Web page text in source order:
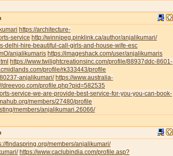
https://architecture-
service http://winnipeg.pinklink.ca/author/anjalikumari/
delhi-hire-beautiful-call-girls-and-house-wife-esc
anjalikumaris https://imageshack.com/user/anjalikumaris
https://www.twilightcreationsinc.com/profile/88937ddc-8601-
profile/rk333443/profile
anjalikumari/ https://www.australia-
dreevoo.com/profile.php?pid=582535
service-we-are-provide-best-service-for-you-you-can-book-
members/27480/profile
members/anjalikumari.26066/
findaspring.org/members/anjalikumari/
https://www.caclubindia.com/profile.asp?